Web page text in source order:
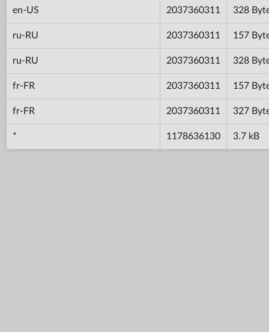
en-US 2037360311 328
ru-RU 2037360311 157
ru-RU 2037360311 328
fr-FR 2037360311 157
fr-FR 2037360311 327
* 1178636130 3.7 kB